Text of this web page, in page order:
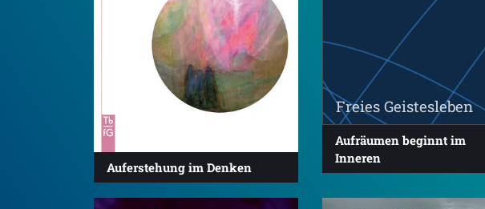
Auferstehung im Denken
Freies Geistesleben
Aufräumen beginnt im
Inneren